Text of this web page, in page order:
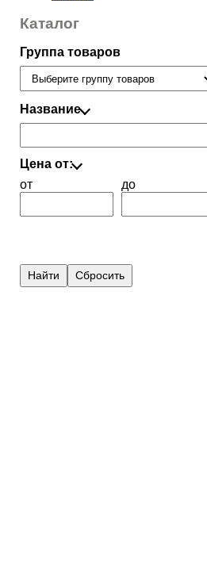
Каталог
Группа товаров
Название
Цена от:
от
до